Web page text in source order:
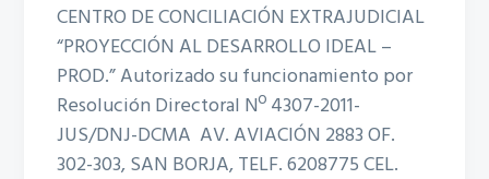
CENTRO DE CONCILIACIÓN EXTRAJUDICIAL
“PROYECCIÓN AL DESARROLLO IDEAL –
PROD.” Autorizado su funcionamiento por
Resolución Directoral Nº 4307-2011-
JUS/DNJ-DCMA AV. AVIACIÓN 2883 OF.
302-303, SAN BORJA, TELF. 6208775 CEL.